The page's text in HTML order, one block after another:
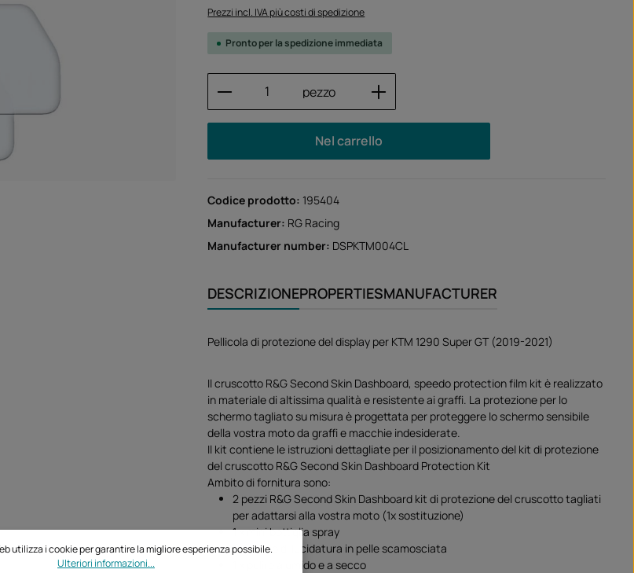
Prezzi incl. IVA più costi di spedizione
Pronto per la spedizione immediata
Quantità del prodotto: inserisci la quantità
pezzo
Nel carrello
Codice prodotto: 195404
Manufacturer: RG Racing
Manufacturer number: DSPKTM004CL
DESCRIZIONEPROPERTIESMANUFACTURER
Pellicola di protezione del display per KTM 1290 Super GT (2019-2021)
Il cruscotto R&G Second Skin Dashboard, speedo protection film kit è realizzato
in materiale di altissima qualità e resistente ai graffi. La protezione per lo
schermo tagliato su misura è progettata per proteggere lo schermo sensibile
della vostra moto da graffi e macchie indesiderate.
Il kit contiene le istruzioni dettagliate per il posizionamento del kit di protezione
del cruscotto R&G Second Skin Dashboard Protection Kit
Ambito di fornitura sono:
2 pezzi R&G Second Skin Dashboard kit di protezione del cruscotto tagliati
per adattarsi alla vostra moto (1x sostituzione)
1 x mini bottiglia spray
1 x panno di lucidatura in pelle scamosciata
1 x pulire a umido e a secco
utilizza i cookie per garantire la migliore esperienza possibile.
Ulteriori informazioni...